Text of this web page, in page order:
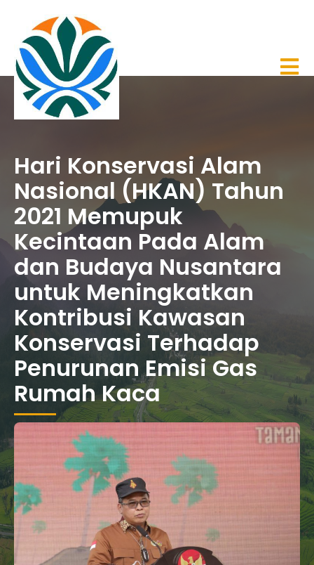
Hari Konservasi Alam
Nasional (HKAN) Tahun
2021 Memupuk
Kecintaan Pada Alam
dan Budaya Nusantara
untuk Meningkatkan
Kontribusi Kawasan
Konservasi Terhadap
Penurunan Emisi Gas
Rumah Kaca